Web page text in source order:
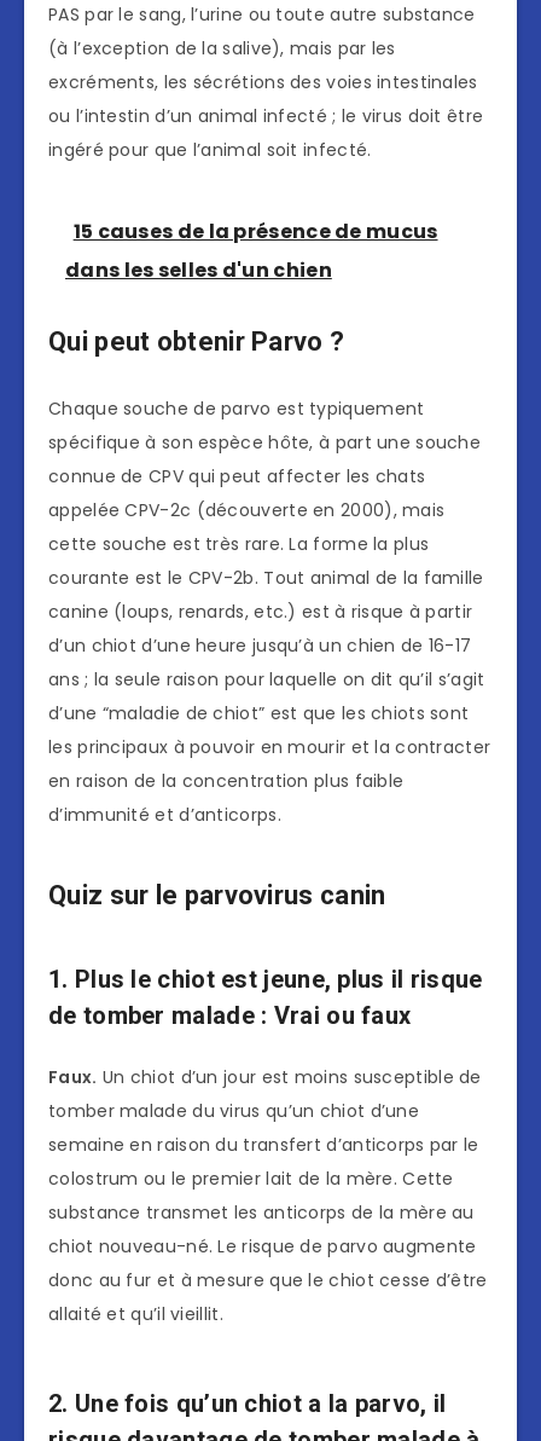
PAS par le sang, l’urine ou toute autre substance
(à l’exception de la salive), mais par les
excréments, les sécrétions des voies intestinales
ou l’intestin d’un animal infecté ; le virus doit être
ingéré pour que l’animal soit infecté.
15 causes de la présence de mucus
dans les selles d'un chien
Qui peut obtenir Parvo ?
Chaque souche de parvo est typiquement
spécifique à son espèce hôte, à part une souche
connue de CPV qui peut affecter les chats
appelée CPV-2c (découverte en 2000), mais
cette souche est très rare. La forme la plus
courante est le CPV-2b. Tout animal de la famille
canine (loups, renards, etc.) est à risque à partir
d’un chiot d’une heure jusqu’à un chien de 16-17
ans ; la seule raison pour laquelle on dit qu’il s’agit
d’une “maladie de chiot” est que les chiots sont
les principaux à pouvoir en mourir et la contracter
en raison de la concentration plus faible
d’immunité et d’anticorps.
Quiz sur le parvovirus canin
1. Plus le chiot est jeune, plus il risque
de tomber malade : Vrai ou faux
Faux. Un chiot d’un jour est moins susceptible de
tomber malade du virus qu’un chiot d’une
semaine en raison du transfert d’anticorps par le
colostrum ou le premier lait de la mère. Cette
substance transmet les anticorps de la mère au
chiot nouveau-né. Le risque de parvo augmente
donc au fur et à mesure que le chiot cesse d’être
allaité et qu’il vieillit.
2. Une fois qu’un chiot a la parvo, il